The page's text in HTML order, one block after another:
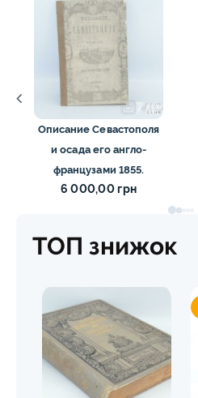
Описание Севастополя
и осада его англо-
французами 1855.
6 000,00 грн
ТОП знижок